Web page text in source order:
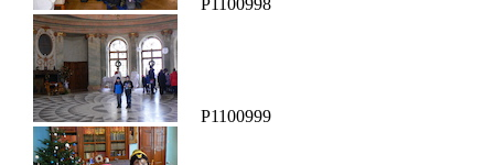
P1100998
P1100999